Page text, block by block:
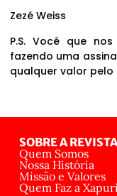
Zezé Weiss
P.S. Você que
fazendo uma
qualquer valor pelo
SOBRE A REVISTA
Quem Somos
Nossa História
Missão e Valores
Quem Faz a Xapuri